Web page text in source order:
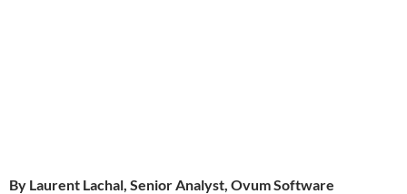
By Laurent Lachal, Senior Analyst, Ovum Software